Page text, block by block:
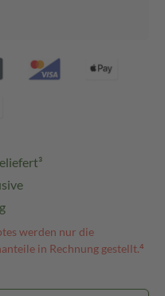
werden nur die
in Rechnung gestellt.⁴